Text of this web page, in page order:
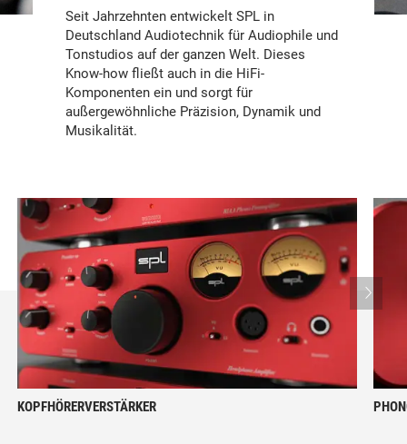
Seit Jahrzehnten entwickelt SPL in
Deutschland Audiotechnik für Audiophile und
Tonstudios auf der ganzen Welt. Dieses
Know-how fließt auch in die HiFi-
Komponenten ein und sorgt für
außergewöhnliche Präzision, Dynamik und
Musikalität.
KOPFHÖRERVERSTÄRKER